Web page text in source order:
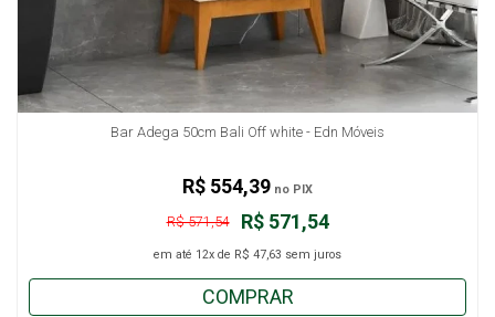
Bar Adega 50cm Bali Off white - Edn Móveis
R$ 571,54
R$ 571,54
em até 12x de R$ 47,63 sem juros
R$ 554,39 no PIX
COMPRAR